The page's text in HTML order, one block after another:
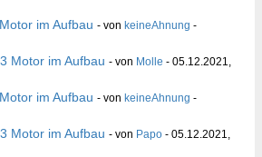
im Aufbau - von keineAhnung -
Motor im Aufbau - von Molle - 05.12.2021,
im Aufbau - von keineAhnung -
Motor im Aufbau - von Papo - 05.12.2021,